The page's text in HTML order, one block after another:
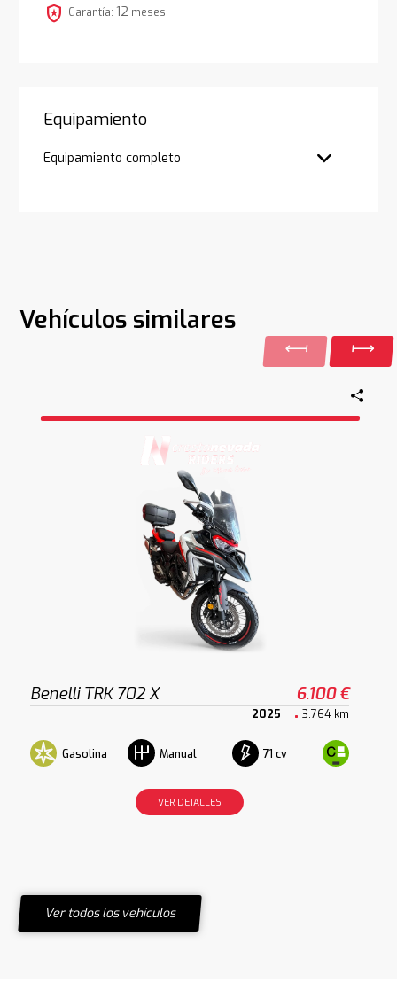
local_police Garantía: 12 meses
Equipamiento
Equipamiento completo
Vehículos similares
Benelli TRK 702 X 6.100 €
2025 3.764 km
Gasolina Manual 71 cv
VER DETALLES
Ver todos los vehículos